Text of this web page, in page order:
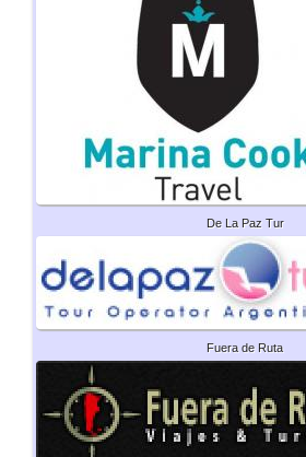
De La Paz Tur
Fuera de Ruta